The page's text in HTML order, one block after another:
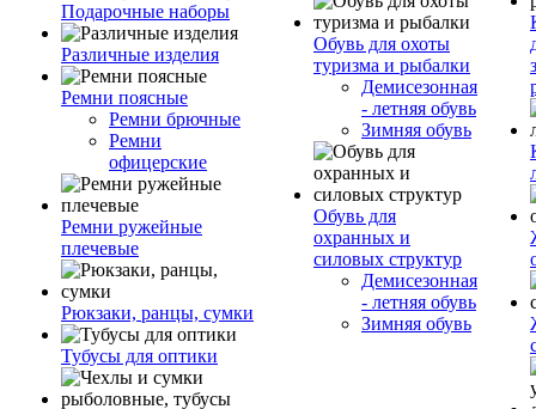
Подарочные наборы
Различные изделия
Ремни поясные
Ремни брючные
Ремни
офицерские
Ремни ружейные
плечевые
Рюкзаки, ранцы, сумки
Тубусы для оптики
Обувь для охоты
туризма и рыбалки
Демисезонная
- летняя обувь
Зимняя обувь
Обувь для
охранных и
силовых структур
Демисезонная
- летняя обувь
Зимняя обувь